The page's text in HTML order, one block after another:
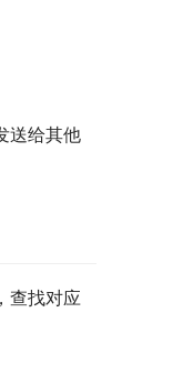
送给其他
查找对应